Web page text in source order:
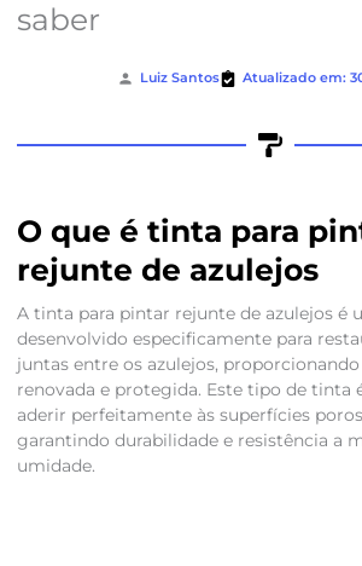
saber
Luiz Santos Atualizado em:
O que é tinta para
rejunte de azulejos
A tinta para pintar rejunte de azulejos é
desenvolvido especificamente para
juntas entre os azulejos,
renovada e protegida. Este tipo de tinta
aderir perfeitamente às superfícies
garantindo durabilidade e resistência a
umidade.